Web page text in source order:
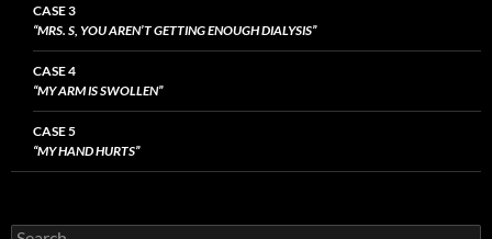
CASE 3
“MRS. S, YOU AREN’T GETTING ENOUGH DIALYSIS”
CASE 4
“MY ARM IS SWOLLEN”
CASE 5
“MY HAND HURTS”
Search